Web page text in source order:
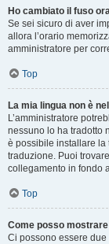
Ho cambiato il fuso
Se sei sicuro di aver
allora l’orario
amministratore per
Top
La mia lingua non è
L’amministratore
nessuno lo ha tradotto
è possibile installare la
traduzione. Puoi
collegamento in fondo
Top
Come posso
Ci possono essere